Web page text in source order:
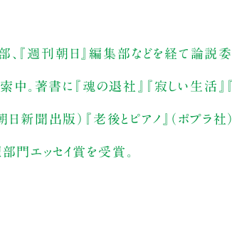
『週刊朝日』編集部などを経て論説委
中。著書に『魂の退社』『寂しい生活』
新聞出版）『老後とピアノ』（ポプラ社）
門エッセイ賞を受賞。